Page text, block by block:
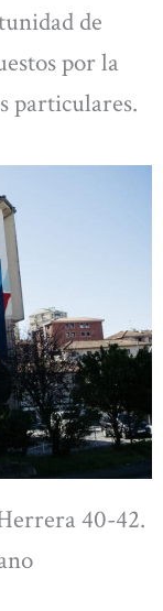
de
por la
particulares.
40-42.